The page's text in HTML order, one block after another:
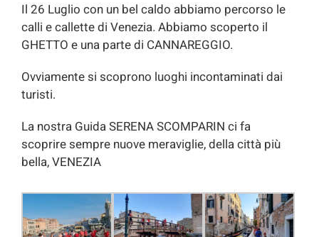
Il 26 Luglio con un bel caldo abbiamo percorso le
calli e callette di Venezia. Abbiamo scoperto il
GHETTO e una parte di CANNAREGGIO.
Ovviamente si scoprono luoghi incontaminati dai
turisti.
La nostra Guida SERENA SCOMPARIN ci fa
scoprire sempre nuove meraviglie, della città più
bella, VENEZIA